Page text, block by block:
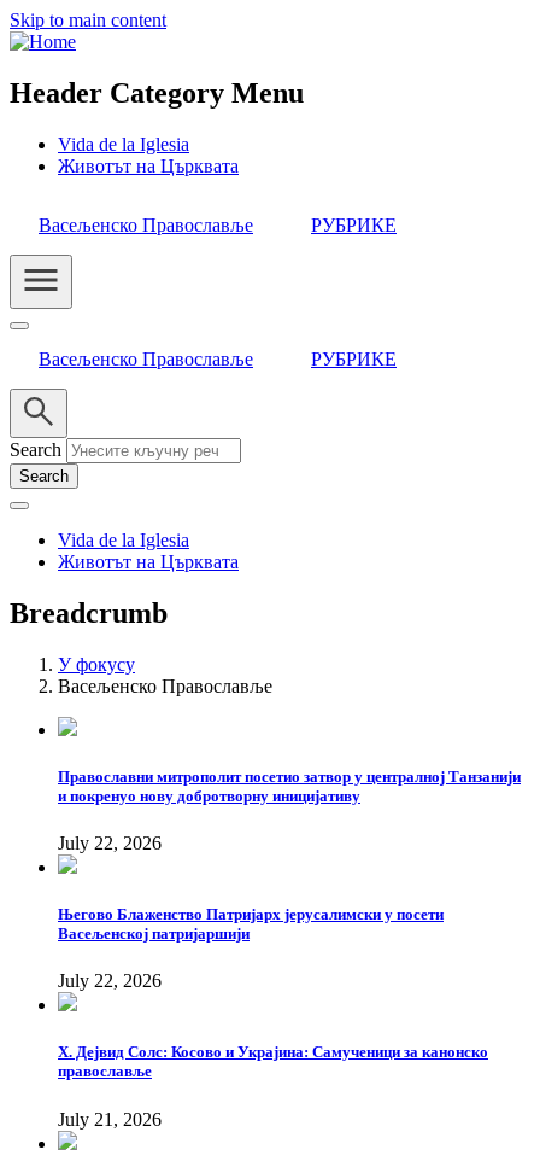
Skip to main content
Header Category Menu
Vida de la Iglesia
Животът на Църквата
Васељенско Православље РУБРИКЕ
Васељенско Православље РУБРИКЕ
Search
Vida de la Iglesia
Животът на Църквата
Breadcrumb
У фокусу
Васељенско Православље
Православни митрополит посетио затвор у централној Танзанији
и покренуо нову добротворну иницијативу
July 22, 2026
Његово Блаженство Патријарх јерусалимски у посети
Васељенској патријаршији
July 22, 2026
Х. Дејвид Солс: Косово и Украјина: Самученици за канонско
православље
July 21, 2026